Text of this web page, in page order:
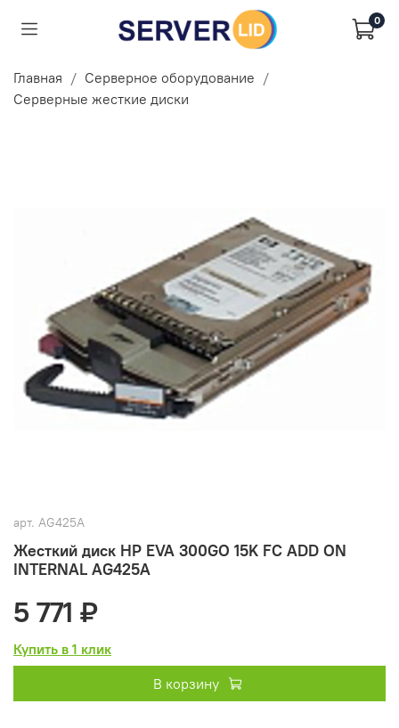
0
Главная
Серверное оборудование
Серверные жесткие диски
арт. AG425A
Жесткий диск HP EVA 300GO 15K FC ADD ON
INTERNAL AG425A
5 771 ₽
Купить в 1 клик
В корзину